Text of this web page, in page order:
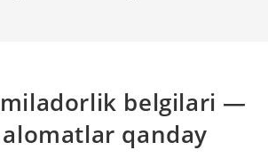
belgilari —
qanday